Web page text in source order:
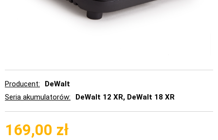
Producent
DeWalt
Seria akumulatorów
DeWalt 12 XR, DeWalt 18 XR
169,00 zł